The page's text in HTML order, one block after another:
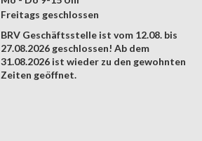
Freitags geschlossen
BRV Geschäftsstelle ist vom 12.08. bis
27.08.2026 geschlossen! Ab dem
31.08.2026 ist wieder zu den gewohnten
Zeiten geöffnet.